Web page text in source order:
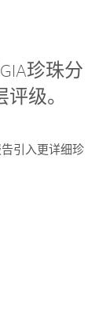
珍珠分
级。
引入更详细珍